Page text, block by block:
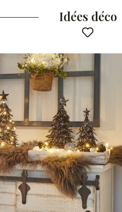
Idées déco